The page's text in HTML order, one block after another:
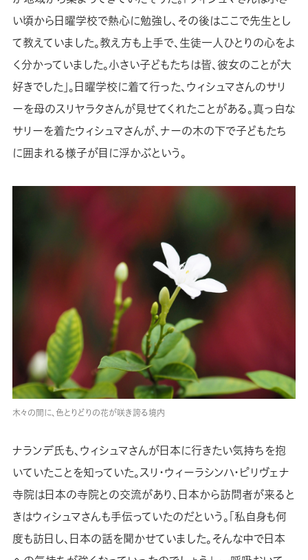
い頃から日曜学校で熱心に勉強し、その後はここで先生とし
て教えていました。教え方も上手で、生徒一人ひとりの心をよ
く分かっていました。小さい子どもたちは皆、彼女のことが大
好きでした」。日曜学校に着て行った、ウィシュマさんのサリ
ーを母のスリヤラタさんが見せてくれたことがある。真っ白な
サリーを着たウィシュマさんが、ナーの木の下で子どもたち
に囲まれる様子が目に浮かぶという。
木々の間に、色とりどりの花が咲き誇る境内
ナランデ氏も、ウィシュマさんが日本に行きたい気持ちを抱
いていたことを知っていた。スリ・ウィーラシンハ・ピリヴェナ
寺院は日本の寺院との交流があり、日本から訪問者が来ると
きはウィシュマさんも手伝っていたのだという。「私自身も何
度も訪日し、日本の話を聞かせていました。そんな中で日本